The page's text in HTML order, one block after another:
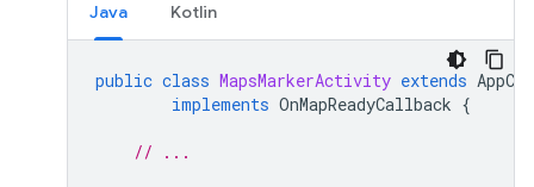
Java Kotlin
public class MapsMarkerActivity extends
implements OnMapReadyCallback {
// ...